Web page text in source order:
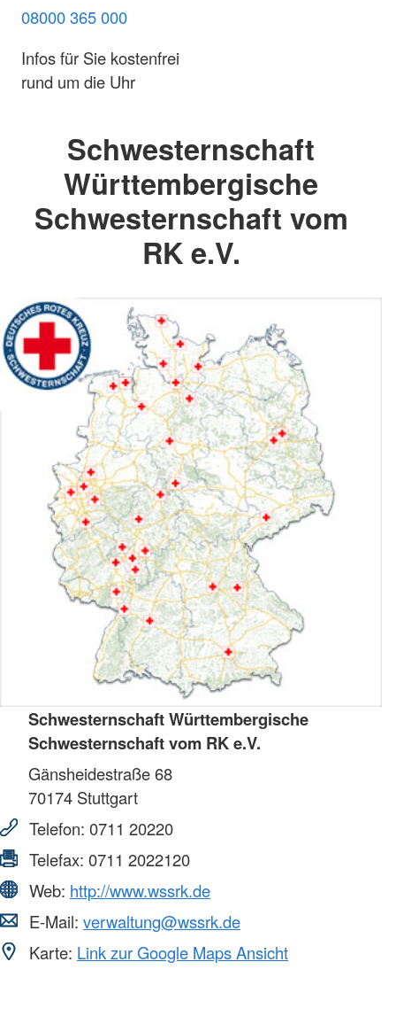
08000 365 000
Infos für Sie kostenfrei
rund um die Uhr
Schwesternschaft
Württembergische
Schwesternschaft vom
RK e.V.
Schwesternschaft Württembergische
Schwesternschaft vom RK e.V.
Gänsheidestraße 68
70174 Stuttgart
Telefon: 0711 20220
Telefax: 0711 2022120
Web: http://www.wssrk.de
E-Mail: verwaltung@wssrk.de
Karte: Link zur Google Maps Ansicht